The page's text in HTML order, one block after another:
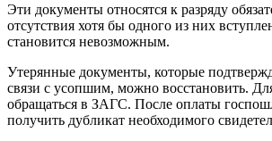
Эти документы относятся к разряду
отсутствия хотя бы одного из них
становится невозможным.
Утерянные документы, которые
связи с усопшим, можно восстановить.
обращаться в ЗАГС. После оплаты
получить дубликат необходимого